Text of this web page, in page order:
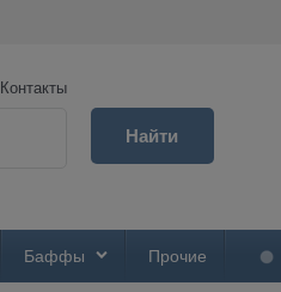
Контакты
Найти
Баффы Прочие